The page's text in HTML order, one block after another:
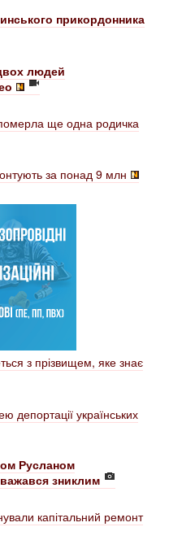
прикордонника
людей
ще одна родичка
за понад 9 млн
з прізвищем, яке знає
депортації українських
Русланом
зниклим
капітальний ремонт